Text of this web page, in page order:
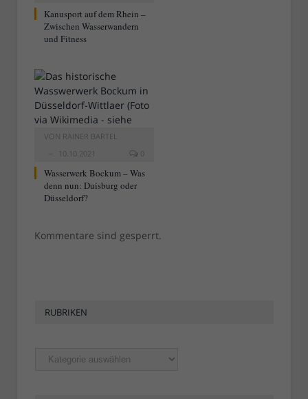
Kanusport auf dem Rhein –
Zwischen Wasserwandern
und Fitness
VON RAINER BARTEL
10.10.2021
0
Wasserwerk Bockum – Was
denn nun: Duisburg oder
Düsseldorf?
Kommentare sind gesperrt.
RUBRIKEN
Rubriken